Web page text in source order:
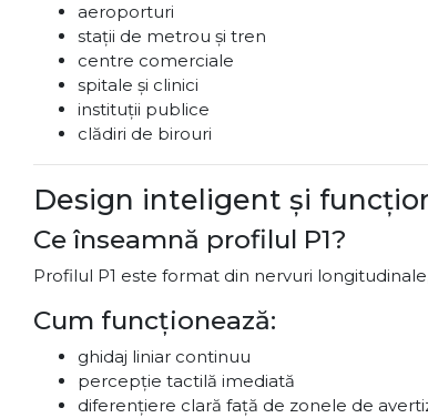
aeroporturi
stații de metrou și tren
centre comerciale
spitale și clinici
instituții publice
clădiri de birouri
Design inteligent și
Ce înseamnă profilul P1?
Profilul P1 este format din nervuri
Cum funcționează:
ghidaj liniar continuu
percepție tactilă imediată
diferențiere clară față de zonele de